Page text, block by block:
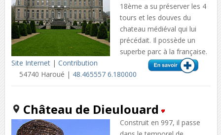
18ème a su préserver les 4
tours et les douves du
chateau médiéval qui lui
précédait. Il possède un
superbe parc à la française.
Site Internet| Contribution
54740 Haroué | 48.465557 6.180000
Château de Dieulouard
Construit en 997, il passe